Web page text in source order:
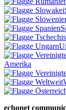
Amerika
echonet